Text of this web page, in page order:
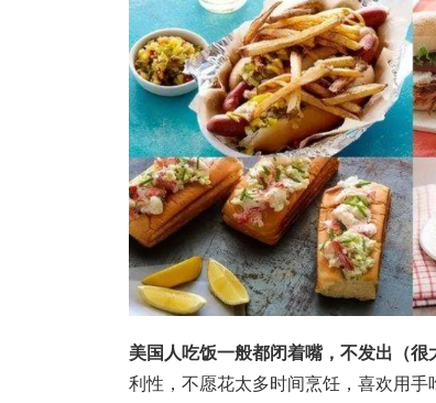
美国人吃饭一般都闭着嘴，不发出（很
利性，不愿花太多时间烹饪，喜欢用手